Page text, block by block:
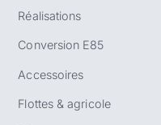
Réalisations
Conversion E85
Accessoires
Flottes & agricole